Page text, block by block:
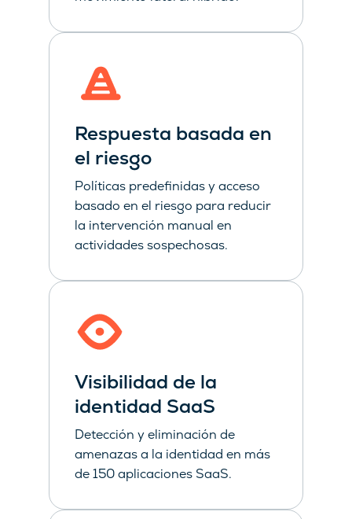
Respuesta basada en
el riesgo
Políticas predefinidas y acceso
basado en el riesgo para reducir
la intervención manual en
actividades sospechosas.
Visibilidad de la
identidad SaaS
Detección y eliminación de
amenazas a la identidad en más
de 150 aplicaciones SaaS.